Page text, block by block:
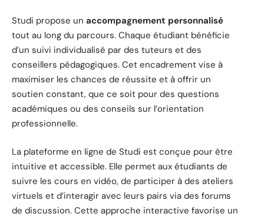
Studi propose un accompagnement personnalisé
tout au long du parcours. Chaque étudiant bénéficie
d’un suivi individualisé par des tuteurs et des
conseillers pédagogiques. Cet encadrement vise à
maximiser les chances de réussite et à offrir un
soutien constant, que ce soit pour des questions
académiques ou des conseils sur l’orientation
professionnelle.
La plateforme en ligne de Studi est conçue pour être
intuitive et accessible. Elle permet aux étudiants de
suivre les cours en vidéo, de participer à des ateliers
virtuels et d’interagir avec leurs pairs via des forums
de discussion. Cette approche interactive favorise un